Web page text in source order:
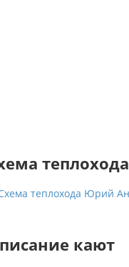
теплохода
кают